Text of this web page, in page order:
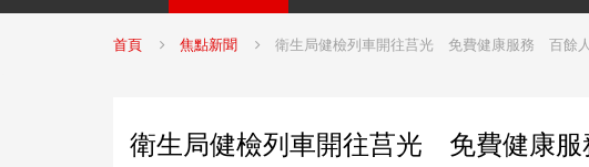
首頁 焦點新聞 衛生局健檢列車開往莒光 免費健康服務 百餘
衛生局健檢列車開往莒光 免費健康